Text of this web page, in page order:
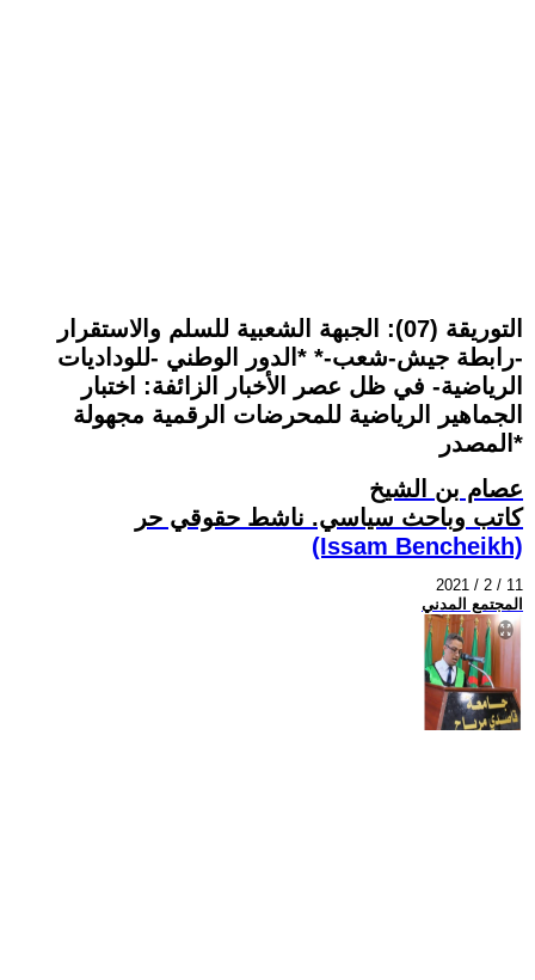
التوريقة (07): الجبهة الشعبية للسلم والاستقرار
-رابطة جيش-شعب-* *الدور الوطني -للوداديات
الرياضية- في ظل عصر الأخبار الزائفة: اختبار
الجماهير الرياضية للمحرضات الرقمية مجهولة
المصدر*
عصام بن الشيخ
كاتب وباحث سياسي. ناشط حقوقي حر
(Issam Bencheikh)
2021 / 2 / 11
المجتمع المدني